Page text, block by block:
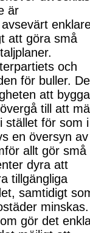
är
värt
att göra små
och
för buller.
att bygga
till att
stället för som i
en översyn av
allt gör små
dyra att
tillgängliga
samtidigt
minskas.
gör det